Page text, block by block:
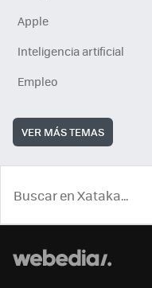
Apple
Inteligencia artificial
Empleo
VER MÁS TEMAS